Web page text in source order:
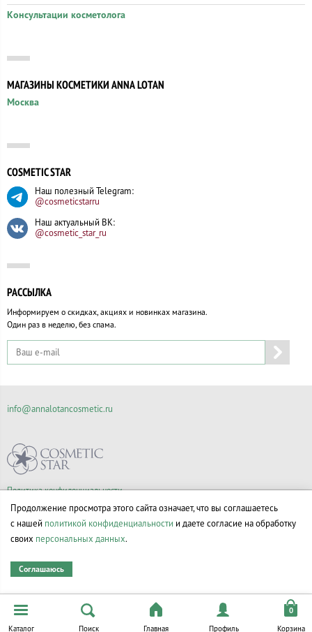
Консультации косметолога
МАГАЗИНЫ КОСМЕТИКИ ANNA LOTAN
Москва
COSMETIC STAR
Наш полезный Telegram:
@cosmeticstarru
Наш актуальный ВК:
@cosmetic_star_ru
РАССЫЛКА
Информируем о скидках, акциях и новинках магазина.
Один раз в неделю, без спама.
Политика конфиденциальности
Правила продажи товаров
Согласие на обработку персональных данных
info@annalotancosmetic.ru
© Все права на товарные знаки принадлежат их законным владельцам.
Каталог Поиск Главная Профиль Корзина
Продолжение просмотра этого сайта означает, что вы соглашаетесь
с нашей политикой конфиденциальности и даете согласие на обработку
своих персональных данных.
Соглашаюсь